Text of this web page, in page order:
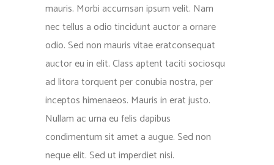
mauris. Morbi accumsan ipsum velit. Nam
nec tellus a odio tincidunt auctor a ornare
odio. Sed non mauris vitae eratconsequat
auctor eu in elit. Class aptent taciti sociosqu
ad litora torquent per conubia nostra, per
inceptos himenaeos. Mauris in erat justo.
Nullam ac urna eu felis dapibus
condimentum sit amet a augue. Sed non
neque elit. Sed ut imperdiet nisi.